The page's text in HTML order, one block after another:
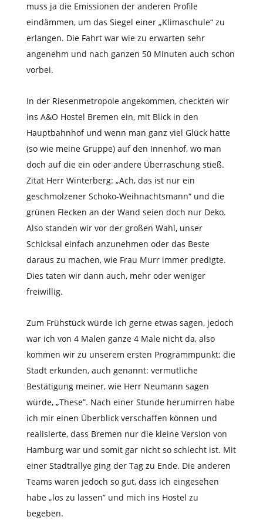
muss ja die Emissionen der anderen Profile
eindämmen, um das Siegel einer „Klimaschule“ zu
erlangen. Die Fahrt war wie zu erwarten sehr
angenehm und nach ganzen 50 Minuten auch schon
vorbei.
In der Riesenmetropole angekommen, checkten wir
ins A&O Hostel Bremen ein, mit Blick in den
Hauptbahnhof und wenn man ganz viel Glück hatte
(so wie meine Gruppe) auf den Innenhof, wo man
doch auf die ein oder andere Überraschung stieß.
Zitat Herr Winterberg: „Ach, das ist nur ein
geschmolzener Schoko-Weihnachtsmann“ und die
grünen Flecken an der Wand seien doch nur Deko.
Also standen wir vor der großen Wahl, unser
Schicksal einfach anzunehmen oder das Beste
daraus zu machen, wie Frau Murr immer predigte.
Dies taten wir dann auch, mehr oder weniger
freiwillig.
Zum Frühstück würde ich gerne etwas sagen, jedoch
war ich von 4 Malen ganze 4 Male nicht da, also
kommen wir zu unserem ersten Programmpunkt: die
Stadt erkunden, auch genannt: vermutliche
Bestätigung meiner, wie Herr Neumann sagen
würde, „These”. Nach einer Stunde herumirren habe
ich mir einen Überblick verschaffen können und
realisierte, dass Bremen nur die kleine Version von
Hamburg war und somit gar nicht so schlecht ist. Mit
einer Stadtrallye ging der Tag zu Ende. Die anderen
Teams waren jedoch so gut, dass ich eingesehen
habe „los zu lassen” und mich ins Hostel zu
begeben.